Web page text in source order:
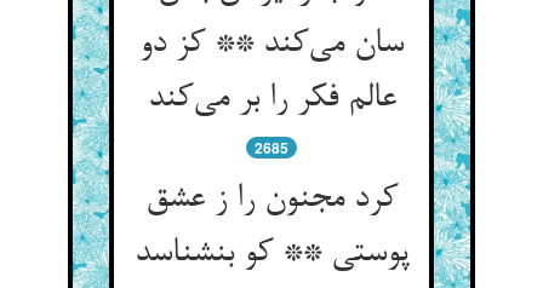
سان می‌کند ** کز دو
عالم فکر را بر می‌کند
2685
کرد مجنون را ز عشق
پوستی ** کو بنشناسد